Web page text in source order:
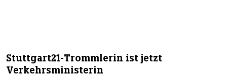
Stuttgart21-Trommlerin ist jetzt
Verkehrsministerin